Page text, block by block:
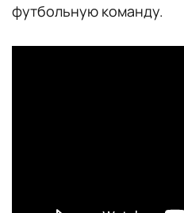
футбольную команду.